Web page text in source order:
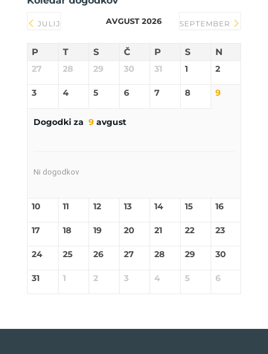
JULIJ AVGUST 2026 SEPTEMBER
P T S Č P S N
27 28 29 30 31 1 2
3 4 5 6 7 8 9
Dogodki za 9avgust
Ni dogodkov
10 11 12 13 14 15 16
17 18 19 20 21 22 23
24 25 26 27 28 29 30
31 1 2 3 4 5 6